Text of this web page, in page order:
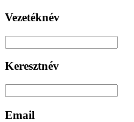
Vezetéknév
Keresztnév
Email